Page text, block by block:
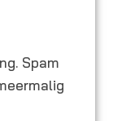
Spam